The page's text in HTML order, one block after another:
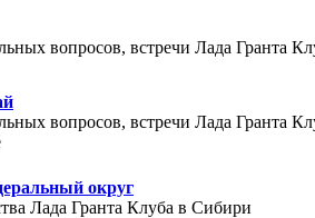
вопросов, встречи Лада Гранта
вопросов, встречи Лада Гранта
округ
Лада Гранта Клуба в Сибири